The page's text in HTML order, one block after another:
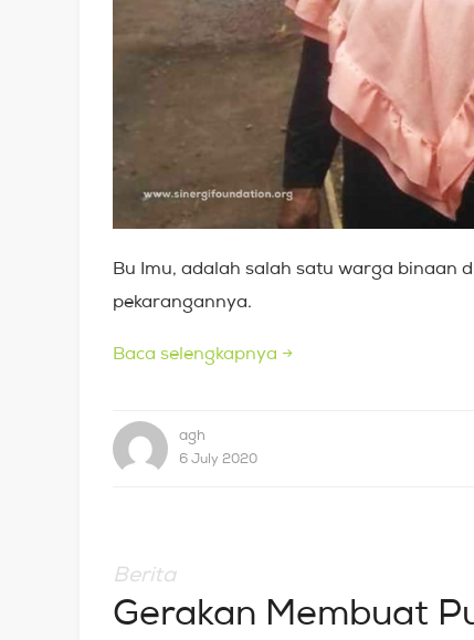
Bu Imu, adalah salah satu warga binaan
pekarangannya.
Baca selengkapnya →
agh
6 July 2020
Berita
Gerakan Membuat